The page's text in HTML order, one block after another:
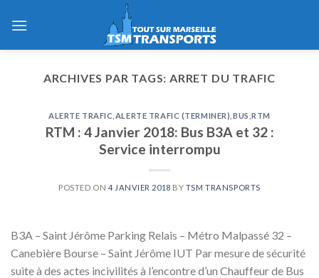
ARCHIVES PAR TAGS:ARRET DU TRAFIC
ALERTE TRAFIC ALERTE TRAFIC (TERMINER) BUS ,RTM
RTM : 4 Janvier 2018: Bus B3A et 32 :
Service interrompu
POSTED ON 4 JANVIER 2018 BY TSM TRANSPORTS
B3A – Saint Jérôme Parking Relais – Métro Malpassé 32 –
Canebière Bourse – Saint Jérôme IUT Par mesure de sécurité
suite à des actes incivilités à l’encontre d’un Chauffeur de Bus